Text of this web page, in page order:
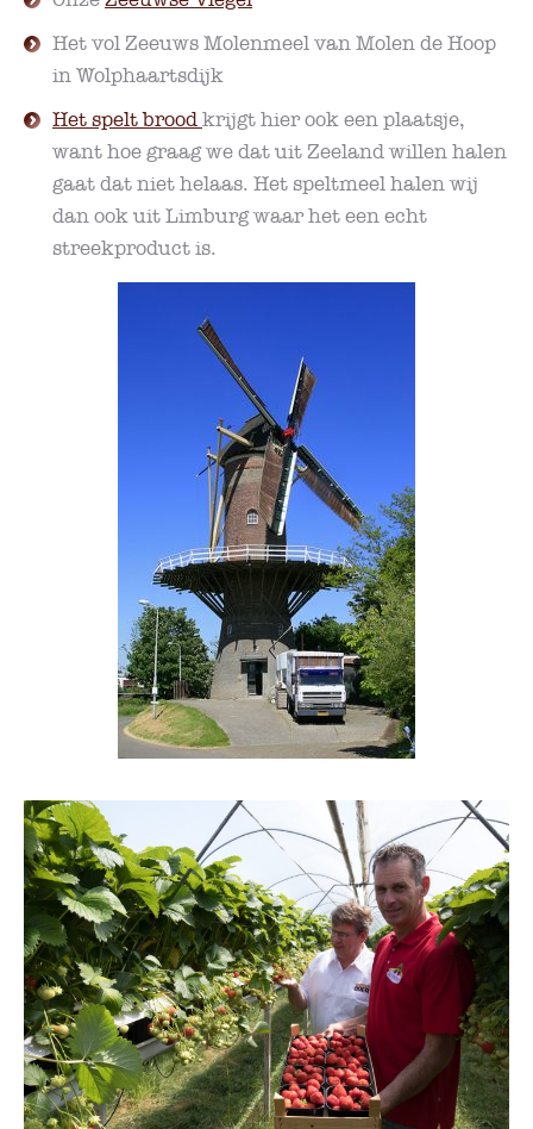
Het vol Zeeuws Molenmeel van Molen de Hoop
in Wolphaartsdijk
Het spelt brood krijgt hier ook een plaatsje,
want hoe graag we dat uit Zeeland willen halen
gaat dat niet helaas. Het speltmeel halen wij
dan ook uit Limburg waar het een echt
streekproduct is.